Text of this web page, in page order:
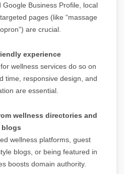
Business Profile, local
pages (like “massage
are crucial.
experience
wellness services do so on
time, responsive design, and
are essential.
wellness directories and
blogs
wellness platforms, guest
blogs, or being featured in
boosts domain authority.